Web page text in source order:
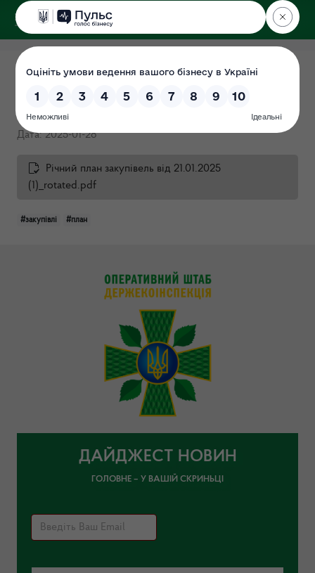
ДЕРЖЕКОІНСПЕКЦІЯ
Поліського округу
Річні плани закупівель на
2025 (протокол №06)
Дата: 2025-01-28
Річний план закупівель від 21.01.2025
(1)_rotated.pdf
#закупівлі #план
ДАЙДЖЕСТ НОВИН
ГОЛОВНЕ – У ВАШІЙ СКРИНЬЦІ